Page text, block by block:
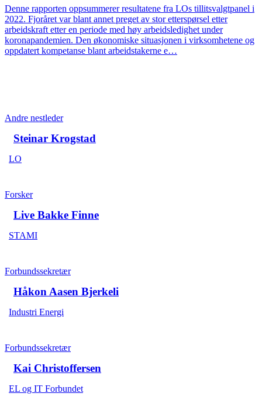
Denne rapporten oppsummerer resultatene fra LOs tillitsvalgtpanel i
2022. Fjoråret var blant annet preget av stor etterspørsel etter
arbeidskraft etter en periode med høy arbeidsledighet under
koronapandemien. Den økonomiske situasjonen i virksomhetene og
oppdatert kompetanse blant arbeidstakerne e…
Andre nestleder
Steinar Krogstad
LO
Forsker
Live Bakke Finne
STAMI
Forbundssekretær
Håkon Aasen Bjerkeli
Industri Energi
Forbundssekretær
Kai Christoffersen
EL og IT Forbundet